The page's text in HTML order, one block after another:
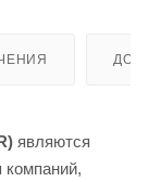
являются